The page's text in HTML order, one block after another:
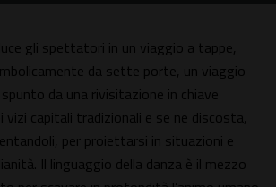
gli spettatori in un viaggio a tappe,
da sette porte, un viaggio
da una rivisitazione in chiave
vizi capitali tradizionali e se ne discosta,
per proiettarsi in situazioni e
Il linguaggio della danza è il mezzo